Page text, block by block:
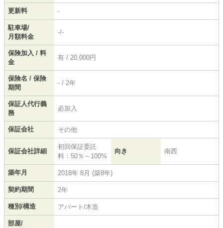
更新料 -
駐車場/
月額料金
-/-
保険加入 / 料
金
有 / 20,000円
保険名 / 保険
期間
- / 2年
保証人代行義
務
必加入
保証会社 その他
保証会社詳細
初回保証委託
料：50％～100%
向き 南西
築年月 2018年 8月 (築8年)
契約期間 2年
種別/構造 アパート/木造
部屋/